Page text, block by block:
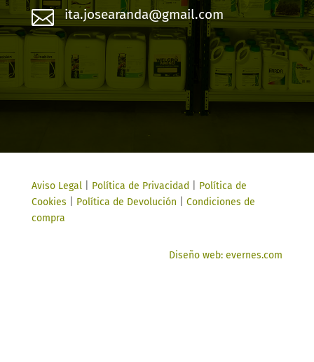
 ita.josearanda@gmail.com
Aviso Legal| Política de Privacidad
Política de
Cookies
Política de Devolución
Condiciones de
compra
Diseño web: evernes.com